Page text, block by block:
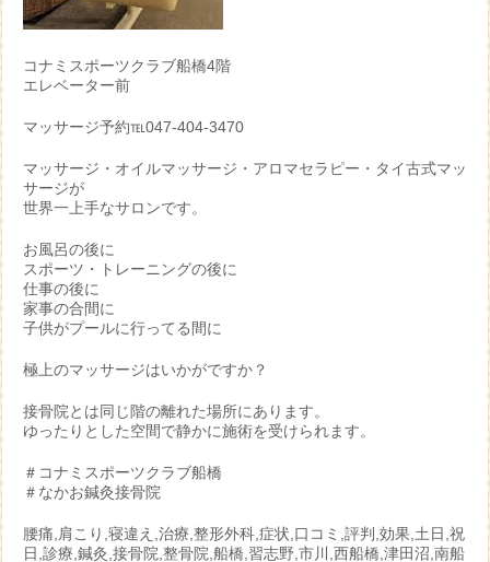
コナミスポーツクラブ船橋4階
エレベーター前
マッサージ予約℡047-404-3470
マッサージ・オイルマッサージ・アロマセラピー・タイ古式マッ
サージが
世界一上手なサロンです。
お風呂の後に
スポーツ・トレーニングの後に
仕事の後に
家事の合間に
子供がプールに行ってる間に
極上のマッサージはいかがですか？
接骨院とは同じ階の離れた場所にあります。
ゆったりとした空間で静かに施術を受けられます。
＃コナミスポーツクラブ船橋
＃なかお鍼灸接骨院
腰痛,肩こり,寝違え,治療,整形外科,症状,口コミ,評判,効果,土日,祝
日,診療,鍼灸,接骨院,整骨院,船橋,習志野,市川,西船橋,津田沼,南船